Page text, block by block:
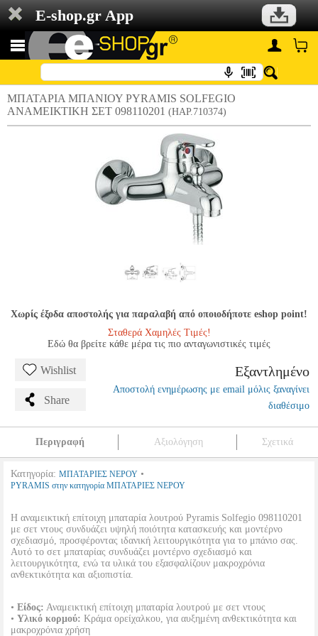
E-shop.gr App
ΜΠΑΤΑΡΙΑ ΜΠΑΝΙΟΥ PYRAMIS SOLFEGIO
ΑΝΑΜΕΙΚΤΙΚΗ ΣΕΤ 098110201 (HAP.710374)
Χωρίς έξοδα αποστολής για παραλαβή από οποιοδήποτε eshop point!
Σταθερά Χαμηλές Τιμές!
Εδώ θα βρείτε κάθε μέρα τις πιο ανταγωνιστικές τιμές
Wishlist
Share
Εξαντλημένο
Αποστολή ενημέρωσης με email μόλις ξαναγίνει
διαθέσιμο
Περιγραφή Αξιολόγηση Σχετικά
Κατηγορία: ΜΠΑΤΑΡΙΕΣ ΝΕΡΟΥ •
PYRAMIS στην κατηγορία ΜΠΑΤΑΡΙΕΣ ΝΕΡΟΥ
Η αναμεικτική επίτοιχη μπαταρία λουτρού Pyramis Solfegio 098110201
με σετ ντους συνδυάζει υψηλή ποιότητα κατασκευής και μοντέρνο
σχεδιασμό, προσφέροντας ιδανική λειτουργικότητα για το μπάνιο σας.
Αυτό το σετ μπαταρίας συνδυάζει μοντέρνο σχεδιασμό και
λειτουργικότητα, ενώ τα υλικά του εξασφαλίζουν μακροχρόνια
ανθεκτικότητα και αξιοπιστία.
• Είδος: Αναμεικτική επίτοιχη μπαταρία λουτρού με σετ ντους
• Υλικό κορμού: Κράμα ορείχαλκου, για αυξημένη ανθεκτικότητα και
μακροχρόνια χρήση